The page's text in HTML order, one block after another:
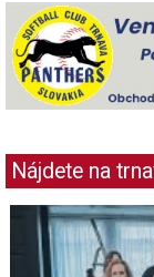
Nájdete na